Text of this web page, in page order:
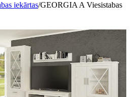
iekārtas/GEORGIA A Viesistabas